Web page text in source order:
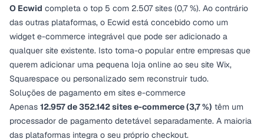
O Ecwid completa o top 5 com 2.507 sites (0,7 %). Ao contrário
das outras plataformas, o Ecwid está concebido como um
widget e-commerce integrável que pode ser adicionado a
qualquer site existente. Isto torna-o popular entre empresas que
querem adicionar uma pequena loja online ao seu site Wix,
Squarespace ou personalizado sem reconstruir tudo.
Soluções de pagamento em sites e-commerce
Apenas 12.957 de 352.142 sites e-commerce (3,7 %) têm um
processador de pagamento detetável separadamente. A maioria
das plataformas integra o seu próprio checkout.